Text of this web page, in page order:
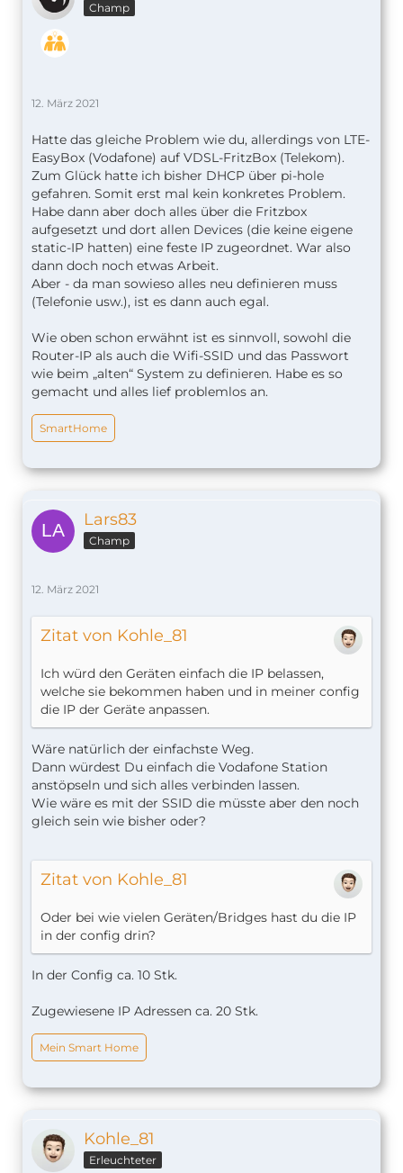
Champ
12. März 2021
Hatte das gleiche Problem wie du, allerdings von LTE-
EasyBox (Vodafone) auf VDSL-FritzBox (Telekom).
Zum Glück hatte ich bisher DHCP über pi-hole
gefahren. Somit erst mal kein konkretes Problem.
Habe dann aber doch alles über die Fritzbox
aufgesetzt und dort allen Devices (die keine eigene
static-IP hatten) eine feste IP zugeordnet. War also
dann doch noch etwas Arbeit.
Aber - da man sowieso alles neu definieren muss
(Telefonie usw.), ist es dann auch egal.
Wie oben schon erwähnt ist es sinnvoll, sowohl die
Router-IP als auch die Wifi-SSID und das Passwort
wie beim „alten“ System zu definieren. Habe es so
gemacht und alles lief problemlos an.
SmartHome
Lars83
Champ
12. März 2021
Zitat von Kohle_81
Ich würd den Geräten einfach die IP belassen,
welche sie bekommen haben und in meiner config
die IP der Geräte anpassen.
Wäre natürlich der einfachste Weg.
Dann würdest Du einfach die Vodafone Station
anstöpseln und sich alles verbinden lassen.
Wie wäre es mit der SSID die müsste aber den noch
gleich sein wie bisher oder?
Zitat von Kohle_81
Oder bei wie vielen Geräten/Bridges hast du die IP
in der config drin?
In der Config ca. 10 Stk.
Zugewiesene IP Adressen ca. 20 Stk.
Mein Smart Home
Kohle_81
Erleuchteter